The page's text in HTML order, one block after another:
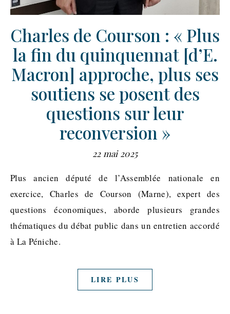
Charles de Courson : « Plus
la fin du quinquennat [d’E.
Macron] approche, plus ses
soutiens se posent des
questions sur leur
reconversion »
22 mai 2025
Plus ancien député de l’Assemblée nationale en
exercice, Charles de Courson (Marne), expert des
questions économiques, aborde plusieurs grandes
thématiques du débat public dans un entretien accordé
à La Péniche.
LIRE PLUS